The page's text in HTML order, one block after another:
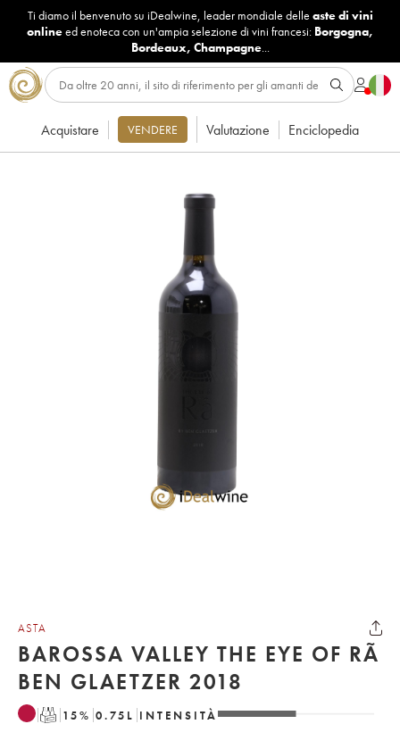
Ti diamo il benvenuto su iDealwine, leader mondiale delle aste di vini
onlineed enoteca con un'ampia selezione di vini francesi: Borgogna,
Bordeaux, Champagne...
Acquistare VENDERE Valutazione Enciclopedia
ASTA
BAROSSA VALLEY THE EYE OF RÃ
BEN GLAETZER 2018
T 15% 0.75 L INTENSITÀ